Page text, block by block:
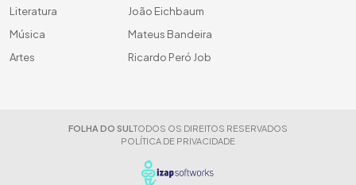
Literatura
Música
Artes
João Eichbaum
Mateus Bandeira
Ricardo Peró Job
FOLHA DO SUL TODOS OS DIREITOS RESERVADOS
POLÍTICA DE PRIVACIDADE